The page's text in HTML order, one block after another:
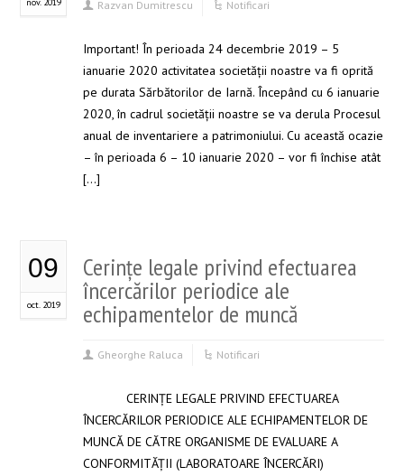
Razvan Dumitrescu Notificari
Important! În perioada 24 decembrie 2019 – 5
ianuarie 2020 activitatea societății noastre va fi oprită
pe durata Sărbătorilor de Iarnă. Începând cu 6 ianuarie
2020, în cadrul societății noastre se va derula Procesul
anual de inventariere a patrimoniului. Cu această ocazie
– în perioada 6 – 10 ianuarie 2020 – vor fi închise atât
[…]
09
oct. 2019
Cerinţe legale privind efectuarea
încercărilor periodice ale
echipamentelor de muncă
Gheorghe Raluca Notificari
CERINŢE LEGALE PRIVIND EFECTUAREA
ÎNCERCĂRILOR PERIODICE ALE ECHIPAMENTELOR DE
MUNCĂ DE CĂTRE ORGANISME DE EVALUARE A
CONFORMITĂŢII (LABORATOARE ÎNCERCĂRI)